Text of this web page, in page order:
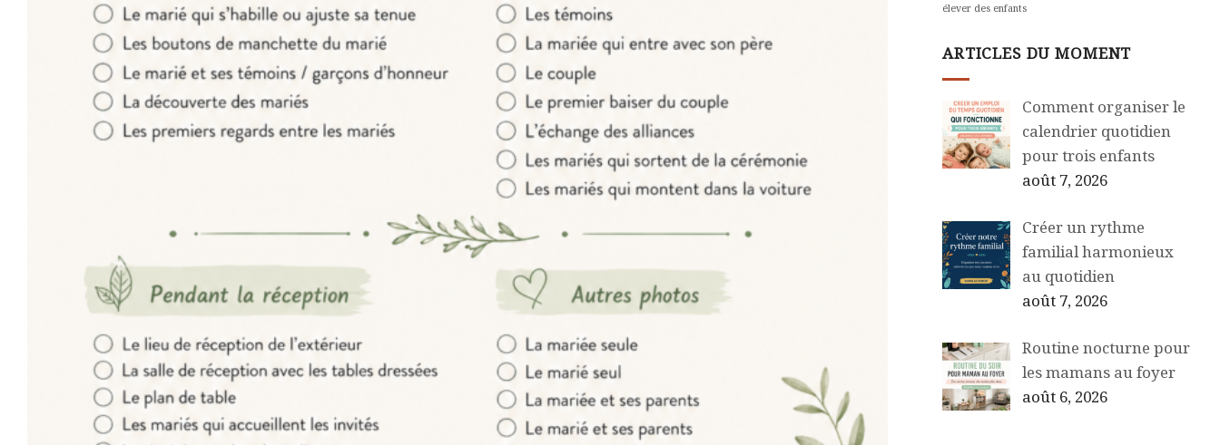
élever des enfants
ARTICLES DU MOMENT
Comment organiser le
calendrier quotidien
pour trois enfants
août 7, 2026
Créer un rythme
familial harmonieux
au quotidien
août 7, 2026
Routine nocturne pour
les mamans au foyer
août 6, 2026